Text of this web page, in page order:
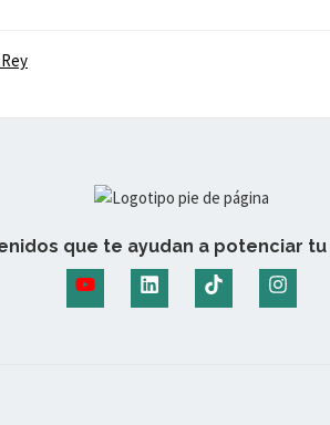
que te ayudan a potenciar